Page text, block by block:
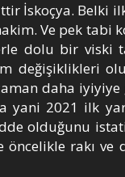
İskoçya. Belki
Ve pek tabi
dolu bir viski
değişiklikleri
daha
yani 2021 ilk
olduğunu
öncelikle rakı